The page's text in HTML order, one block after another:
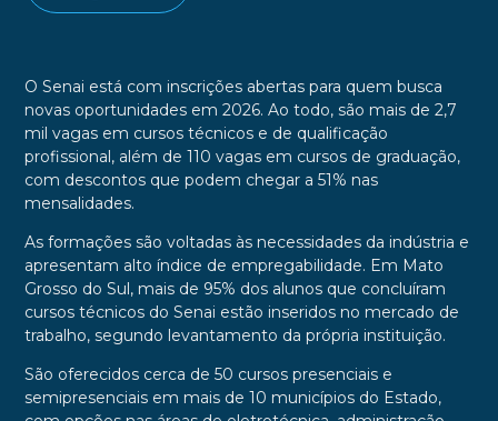
O Senai está com inscrições abertas para quem busca
novas oportunidades em 2026. Ao todo, são mais de 2,7
mil vagas em cursos técnicos e de qualificação
profissional, além de 110 vagas em cursos de graduação,
com descontos que podem chegar a 51% nas
mensalidades.
As formações são voltadas às necessidades da indústria e
apresentam alto índice de empregabilidade. Em Mato
Grosso do Sul, mais de 95% dos alunos que concluíram
cursos técnicos do Senai estão inseridos no mercado de
trabalho, segundo levantamento da própria instituição.
São oferecidos cerca de 50 cursos presenciais e
semipresenciais em mais de 10 municípios do Estado,